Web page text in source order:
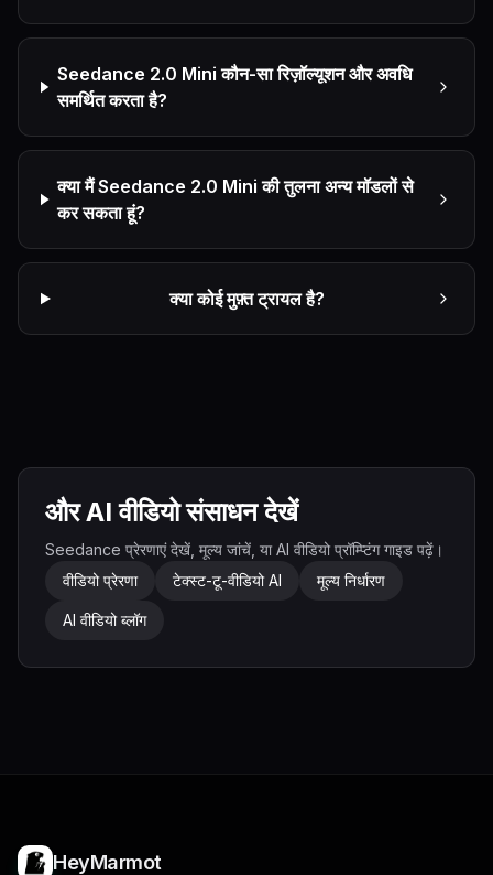
Seedance 2.0 Mini कौन-सा रिज़ॉल्यूशन और अवधि
समर्थित करता है?
क्या मैं Seedance 2.0 Mini की तुलना अन्य मॉडलों से
कर सकता हूं?
क्या कोई मुफ़्त ट्रायल है?
और AI वीडियो संसाधन देखें
Seedance प्रेरणाएं देखें, मूल्य जांचें, या AI वीडियो प्रॉम्प्टिंग गाइड पढ़ें।
वीडियो प्रेरणा
टेक्स्ट-टू-वीडियो AI मूल्य निर्धारण
AI वीडियो ब्लॉग
HeyMarmot